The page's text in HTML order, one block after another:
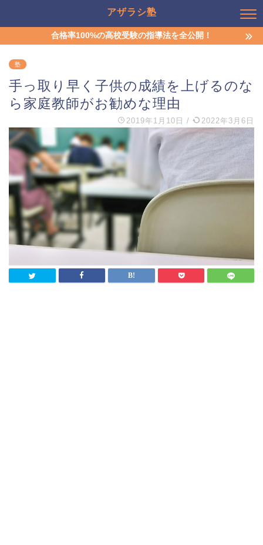
アザラシ塾
合格率100%の高校受験の指導法を全公開！
塾
手っ取り早く子供の成績を上げるのな
ら家庭教師がお勧めな理由
2019年1月10日 / 2022年3月6日